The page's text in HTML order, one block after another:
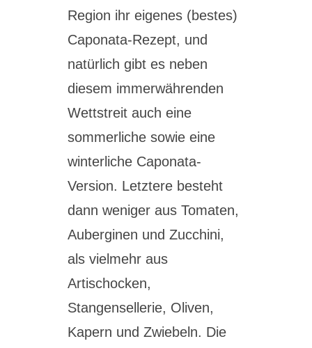
Region ihr eigenes (bestes)
Caponata-Rezept, und
natürlich gibt es neben
diesem immerwährenden
Wettstreit auch eine
sommerliche sowie eine
winterliche Caponata-
Version. Letztere besteht
dann weniger aus Tomaten,
Auberginen und Zucchini,
als vielmehr aus
Artischocken,
Stangensellerie, Oliven,
Kapern und Zwiebeln. Die